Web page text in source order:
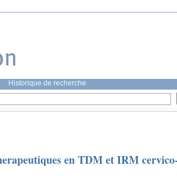
Historique de recherche
en TDM et IRM